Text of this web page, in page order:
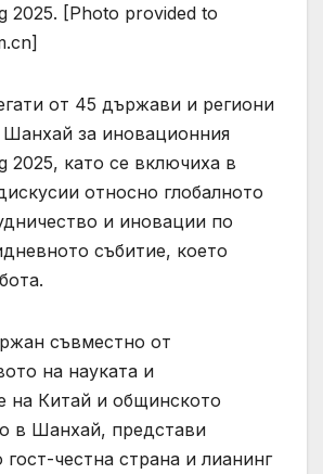
2025. [Photo provided to
от 45 държави и региони
Шанхай за иновационния
2025, като се включиха в
относно глобалното
и иновации по
събитие, което
съвместно от
на науката и
на Китай и общинското
в Шанхай, представи
гост-честна страна и лианинг